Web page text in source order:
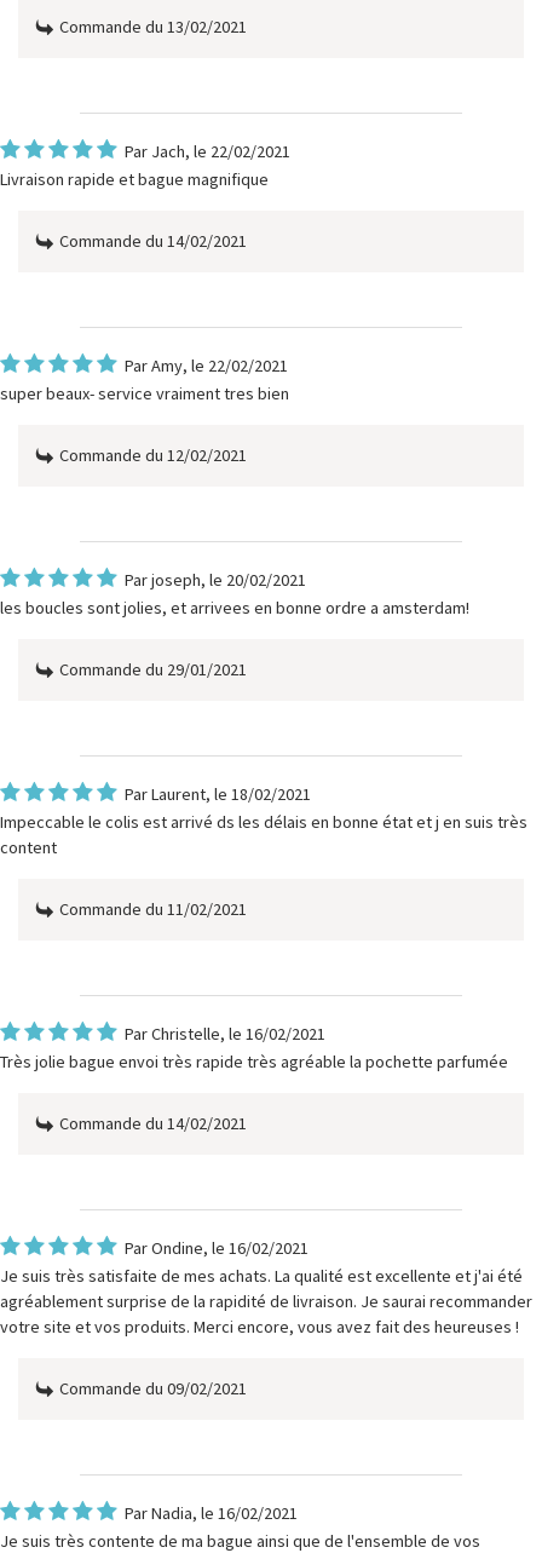
Commande du 13/02/2021
Par Jach, le 22/02/2021
Livraison rapide et bague magnifique
Commande du 14/02/2021
ParAmy, le 22/02/2021
super beaux- service vraiment tres bien
Commande du 12/02/2021
Parjoseph, le 20/02/2021
les boucles sont jolies, et arrivees en bonne ordre a amsterdam!
Commande du 29/01/2021
ParLaurent, le 18/02/2021
Impeccable le colis est arrivé ds les délais en bonne état et j en suis très
content
Commande du 11/02/2021
ParChristelle, le 16/02/2021
Très jolie bague envoi très rapide très agréable la pochette parfumée
Commande du 14/02/2021
ParOndine, le 16/02/2021
Je suis très satisfaite de mes achats. La qualité est excellente et j'ai été
agréablement surprise de la rapidité de livraison. Je saurai recommander
votre site et vos produits. Merci encore, vous avez fait des heureuses !
Commande du 09/02/2021
ParNadia, le 16/02/2021
Je suis très contente de ma bague ainsi que de l'ensemble de vos